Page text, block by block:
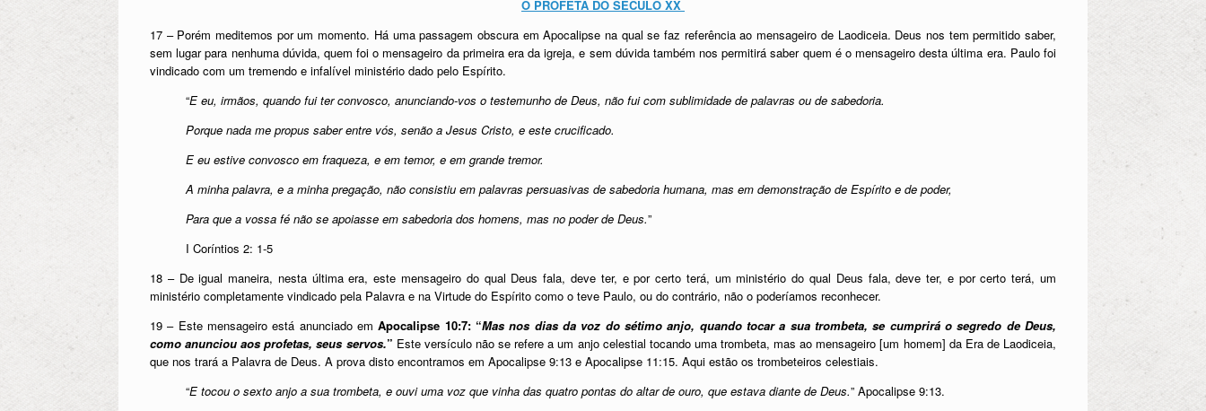
O PROFETA DO SÉCULO XX
17 – Porém meditemos por um momento. Há uma passagem obscura em Apocalipse na qual se faz referência ao mensageiro de Laodiceia. Deus nos tem permitido saber,
sem lugar para nenhuma dúvida, quem foi o mensageiro da primeira era da igreja, e sem dúvida também nos permitirá saber quem é o mensageiro desta última era. Paulo foi
vindicado com um tremendo e infalível ministério dado pelo Espírito.
“E eu, irmãos, quando fui ter convosco, anunciando-vos o testemunho de Deus, não fui com sublimidade de palavras ou de sabedoria.
Porque nada me propus saber entre vós, senão a Jesus Cristo, e este crucificado.
E eu estive convosco em fraqueza, e em temor, e em grande tremor.
A minha palavra, e a minha pregação, não consistiu em palavras persuasivas de sabedoria humana, mas em demonstração de Espírito e de poder,
Para que a vossa fé não se apoiasse em sabedoria dos homens, mas no poder de Deus.”
I Coríntios 2: 1-5
18 – De igual maneira, nesta última era, este mensageiro do qual Deus fala, deve ter, e por certo terá, um ministério do qual Deus fala, deve ter, e por certo terá, um
ministério completamente vindicado pela Palavra e na Virtude do Espírito como o teve Paulo, ou do contrário, não o poderíamos reconhecer.
19 – Este mensageiro está anunciado emApocalipse 10:7: “Mas nos dias da voz do sétimo anjo, quando tocar a sua trombeta, se cumprirá o segredo de Deus,
como anunciou aos profetas, seus servos.” Este versículo não se refere a um anjo celestial tocando uma trombeta, mas ao mensageiro [um homem] da Era de Laodiceia,
que nos trará a Palavra de Deus. A prova disto encontramos em Apocalipse 9:13 e Apocalipse 11:15. Aqui estão os trombeteiros celestiais.
“E tocou o sexto anjo a sua trombeta, e ouvi uma voz que vinha das quatro pontas do altar de ouro, que estava diante de Deus.” Apocalipse 9:13.